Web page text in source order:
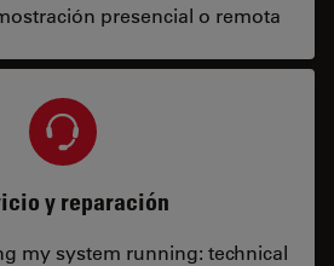
presencial o remota
y reparación
my system running: technical